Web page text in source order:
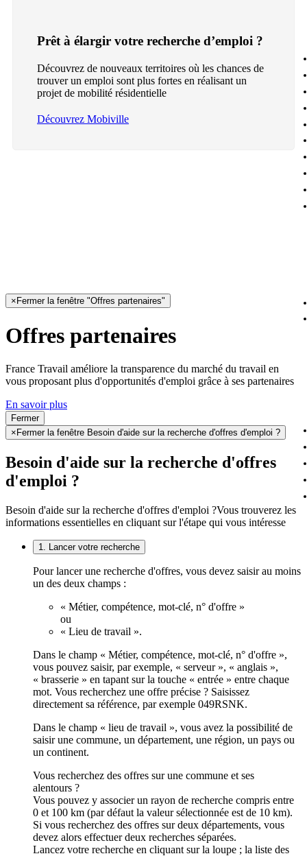
Prêt à élargir votre recherche d’emploi ?
Découvrez de nouveaux territoires où les chances de
trouver un emploi sont plus fortes en réalisant un
projet de mobilité résidentielle
Découvrez Mobiville
× Fermer la fenêtre "Offres partenaires"
Offres partenaires
France Travail améliore la transparence du marché du travail en
vous proposant plus d'opportunités d'emploi grâce à ses partenaires
En savoir plus
Fermer
× Fermer la fenêtre Besoin d'aide sur la recherche d'offres d'emploi ?
Besoin d'aide sur la recherche d'offres
d'emploi ?
Besoin d'aide sur la recherche d'offres d'emploi ?Vous trouverez les
informations essentielles en cliquant sur l'étape qui vous intéresse
1. Lancer votre recherche
Pour lancer une recherche d'offres, vous devez saisir au moins
un des deux champs :
« Métier, compétence, mot-clé, n° d'offre »
ou
« Lieu de travail ».
Dans le champ « Métier, compétence, mot-clé, n° d'offre »,
vous pouvez saisir, par exemple, « serveur », « anglais »,
« brasserie » en tapant sur la touche « entrée » entre chaque
mot. Vous recherchez une offre précise ? Saisissez
directement sa référence, par exemple 049RSNK.
Dans le champ « lieu de travail », vous avez la possibilité de
saisir une commune, un département, une région, un pays ou
un continent.
Vous recherchez des offres sur une commune et ses
alentours ?
Vous pouvez y associer un rayon de recherche compris entre
0 et 100 km (par défaut la valeur sélectionnée est de 10 km).
Si vous recherchez des offres sur deux départements, vous
devez alors effectuer deux recherches séparées.
Lancez votre recherche en cliquant sur la loupe ; la liste des